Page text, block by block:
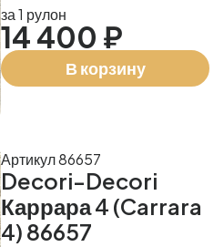
за 1 рулон
14 400 ₽
В корзину
Decori-Decori
Каррара 4 (Carrara
4) 86657
Артикул 86657